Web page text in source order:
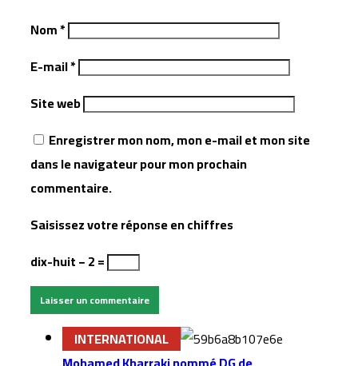
Nom*
E-mail*
Site web
Enregistrer mon nom, mon e-mail et mon site
dans le navigateur pour mon prochain
commentaire.
Saisissez votre réponse en chiffres
dix-huit − 2 =
INTERNATIONAL